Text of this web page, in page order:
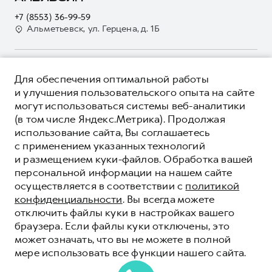
Для малого бизнеса
Система управления автопарком
Сервис для корпоративных клиентов
HAVAL Лизинг
Автомобильные аксессуары
Коллекция PRO
Коллекция Базовая
Коллекция Детская
Электронный ПТС
GWM Безопасность
Мобильное приложение GWM
Программа «HAVAL Защита+»
Руководства по эксплуатации
Подписки
Автомобильные аксессуары
Коллекция PRO
Коллекция Базовая
Коллекция Детская
Наша команда
Контакты
+7 (8553) 36-99-59
Альметьевск, ул. Герцена, д. 1Б
ЦЕНЫ И ВЫГОДЫ
ЮРИДИЧЕСКАЯ ИНФОРМАЦИЯ
Вся представленная на сайте информация, касающаяся
автомобилей и сервисного обслуживания, носит
информационный характер и не является публичной офертой.
Все цены, указанные на данном сайте, носят информационный
характер и являются максимально рекомендуемыми
розничными ценами по расчетам дистрибьютора (ООО «Грейт
Волл Мотор Рус»). Для получения подробной информации
просьба обращаться к ближайшему официальному дилеру ООО
«Грейт Волл Мотор Рус» либо по телефону Горячей линии 8 (800)
511-59-86, либо на сайте. Опубликованная на данном сайте
информация может быть изменена в любое время без
предварительного уведомления.
****На некоторых автомобилях HAVAL может отсутствовать
система / устройство вызова экстренных оперативных служб
(блок ЭРА-ГЛОНАСС).
Показать все
© 2026 ООО «Грейт Волл Мотор Рус»
© 2026 ООО «Апельсин-Авто»
Политика конфиденциальности
Юридическая информация
Для обеспечения оптимальной работы
и улучшения пользовательского опыта на сайте
могут использоваться системы веб-аналитики
(в том числе Яндекс.Метрика). Продолжая
использование сайта, Вы соглашаетесь
с применением указанных технологий
и размещением куки-файлов. Обработка вашей
персональной информации на нашем сайте
осуществляется в соответствии с политикой
конфиденциальности. Вы всегда можете
отключить файлы куки в настройках вашего
браузера. Если файлы куки отключены, это
может означать, что вы не можете в полной
мере использовать все функции нашего сайта.